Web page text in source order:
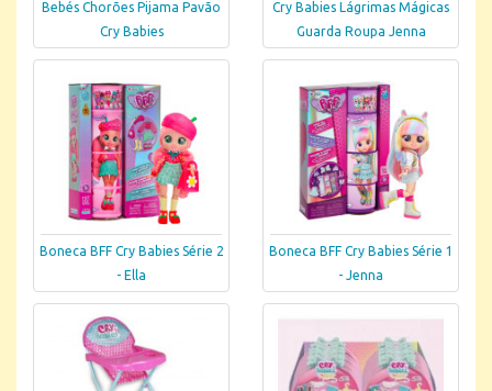
Bebés Chorões Pijama Pavão
Cry Babies
Cry Babies Lágrimas Mágicas
Guarda Roupa Jenna
Boneca BFF Cry Babies Série 2
- Ella
Boneca BFF Cry Babies Série 1
- Jenna